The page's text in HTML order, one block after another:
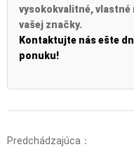
vysokokvalitné, vlastné
vašej značky.
Kontaktujte nás ešte
ponuku!
Predchádzajúca：